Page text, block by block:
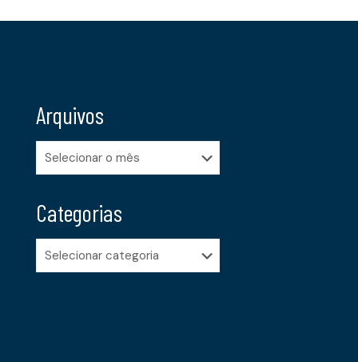
Arquivos
Arquivos
Categorias
Categorias